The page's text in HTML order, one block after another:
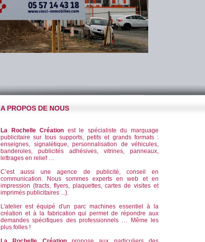
A PROPOS DE NOUS
La Rochelle Création est le spécialiste du marquage
publicitaire sur tous supports, petits et grands formats :
enseignes, signalétique, personnalisation de véhicules,
banderoles, publicités adhésives, vitrines, panneaux,
lettrages en relief …
C’est aussi une agence de publicité, conseil en
communication. Nous sommes experts en web et en
impression (tracts, flyers, plaquettes, cartes de visites et
imprimés publicitaires ...).
L'atelier est équipé d'un parc machines essentiel à la
création et à la fabrication qui permet de répondre aux
demandes spécifiques des professionnels … Même les
plus folles !